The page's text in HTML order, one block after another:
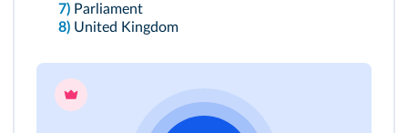
7) Parliament
8) United Kingdom